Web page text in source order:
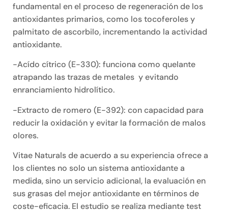
fundamental en el proceso de regeneración de los
antioxidantes primarios, como los tocoferoles y
palmitato de ascorbilo, incrementando la actividad
antioxidante.
-Acído cítrico (E-330): funciona como quelante
atrapando las trazas de metales y evitando
enranciamiento hidrolítico.
-Extracto de romero (E-392): con capacidad para
reducir la oxidación y evitar la formación de malos
olores.
Vitae Naturals de acuerdo a su experiencia ofrece a
los clientes no solo un sistema antioxidante a
medida, sino un servicio adicional, la evaluación en
sus grasas del mejor antioxidante en términos de
coste-eficacia. El estudio se realiza mediante test